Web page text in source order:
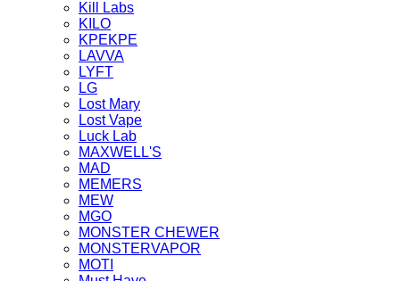
Kill Labs
KILO
KPEKPE
LAVVA
LYFT
LG
Lost Mary
Lost Vape
Luck Lab
MAXWELL'S
MAD
MEMERS
MEW
MGO
MONSTER CHEWER
MONSTERVAPOR
MOTI